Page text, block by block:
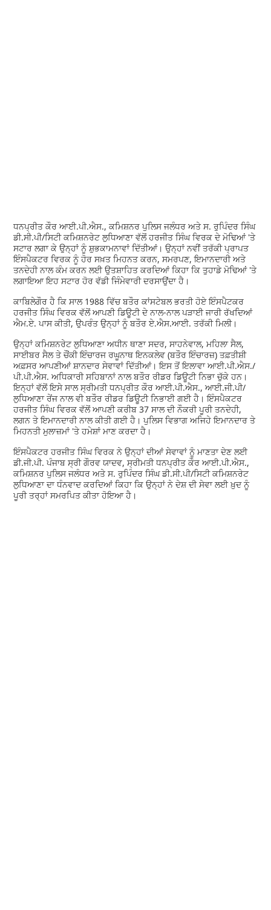
ਧਨਪ੍ਰੀਤ ਕੌਰ ਆਈ.ਪੀ.ਐਸ., ਕਮਿਸ਼ਨਰ ਪੁਲਿਸ ਜਲੰਧਰ ਅਤੇ ਸ. ਰੁਪਿੰਦਰ ਸਿੰਘ
ਡੀ.ਸੀ.ਪੀ/ਸਿਟੀ ਕਮਿਸ਼ਨਰੇਟ ਲੁਧਿਆਣਾ ਵੱਲੋਂ ਹਰਜੀਤ ਸਿੰਘ ਵਿਰਕ ਦੇ ਮੋਢਿਆਂ 'ਤੇ
ਸਟਾਰ ਲਗਾ ਕੇ ਉਨ੍ਹਾਂ ਨੂੰ ਸ਼ੁਭਕਾਮਨਾਵਾਂ ਦਿੱਤੀਆਂ। ਉਨ੍ਹਾਂ ਨਵੀਂ ਤਰੱਕੀ ਪ੍ਰਾਪਤ
ਇੰਸਪੈਕਟਰ ਵਿਰਕ ਨੂੰ ਹੋਰ ਸਖ਼ਤ ਮਿਹਨਤ ਕਰਨ, ਸਮਰਪਣ, ਇਮਾਨਦਾਰੀ ਅਤੇ
ਤਨਦੇਹੀ ਨਾਲ ਕੰਮ ਕਰਨ ਲਈ ਉਤਸ਼ਾਹਿਤ ਕਰਦਿਆਂ ਕਿਹਾ ਕਿ ਤੁਹਾਡੇ ਮੋਢਿਆਂ 'ਤੇ
ਲਗਾਇਆ ਇਹ ਸਟਾਰ ਹੋਰ ਵੱਡੀ ਜਿੰਮੇਵਾਰੀ ਦਰਸਾਉਂਦਾ ਹੈ।
ਕਾਬਿਲੇਗੌਰ ਹੈ ਕਿ ਸਾਲ 1988 ਵਿੱਚ ਬਤੌਰ ਕਾਂਸਟੇਬਲ ਭਰਤੀ ਹੋਏ ਇੰਸਪੈਟਕਰ
ਹਰਜੀਤ ਸਿੰਘ ਵਿਰਕ ਵੱਲੋਂ ਆਪਣੀ ਡਿਊਟੀ ਦੇ ਨਾਲ-ਨਾਲ ਪੜਾਈ ਜਾਰੀ ਰੱਖਦਿਆਂ
ਐਮ.ਏ. ਪਾਸ ਕੀਤੀ, ਉਪਰੰਤ ਉਨ੍ਹਾਂ ਨੂੰ ਬਤੌਰ ਏ.ਐਸ.ਆਈ. ਤਰੱਕੀ ਮਿਲੀ।
ਉਨ੍ਹਾਂ ਕਮਿਸ਼ਨਰੇਟ ਲੁਧਿਆਣਾ ਅਧੀਨ ਥਾਣਾ ਸਦਰ, ਸਾਹਨੇਵਾਲ, ਮਹਿਲਾ ਸੈਲ,
ਸਾਈਬਰ ਸੈਲ ਤੇ ਚੌਂਕੀ ਇੰਚਾਰਜ ਰਘੂਨਾਥ ਇਨਕਲੇਵ (ਬਤੌਰ ਇੰਚਾਰਜ਼) ਤਫ਼ਤੀਸ਼ੀ
ਅਫ਼ਸਰ ਆਪਣੀਆਂ ਸ਼ਾਨਦਾਰ ਸੇਵਾਵਾਂ ਦਿੱਤੀਆਂ। ਇਸ ਤੋਂ ਇਲਾਵਾ ਆਈ.ਪੀ.ਐਸ./
ਪੀ.ਪੀ.ਐਸ. ਅਧਿਕਾਰੀ ਸਹਿਬਾਨਾਂ ਨਾਲ ਬਤੌਰ ਰੀਡਰ ਡਿਊਟੀ ਨਿਭਾ ਚੁੱਕੇ ਹਨ।
ਇਨ੍ਹਾਂ ਵੱਲੋਂ ਇਸੇ ਸਾਲ ਸ੍ਰੀਮਤੀ ਧਨਪ੍ਰੀਤ ਕੌਰ ਆਈ.ਪੀ.ਐਸ., ਆਈ.ਜੀ.ਪੀ/
ਲੁਧਿਆਣਾ ਰੇਂਜ ਨਾਲ ਵੀ ਬਤੌਰ ਰੀਡਰ ਡਿਊਟੀ ਨਿਭਾਈ ਗਈ ਹੈ। ਇੰਸਪੈਕਟਰ
ਹਰਜੀਤ ਸਿੰਘ ਵਿਰਕ ਵੱਲੋਂ ਆਪਣੀ ਕਰੀਬ 37 ਸਾਲ ਦੀ ਨੌਕਰੀ ਪੂਰੀ ਤਨਦੇਹੀ,
ਲਗਨ ਤੇ ਇਮਾਨਦਾਰੀ ਨਾਲ ਕੀਤੀ ਗਈ ਹੈ। ਪੁਲਿਸ ਵਿਭਾਗ ਅਜਿਹੇ ਇਮਾਨਦਾਰ ਤੇ
ਮਿਹਨਤੀ ਮੁਲਾਜ਼ਮਾਂ 'ਤੇ ਹਮੇਸ਼ਾਂ ਮਾਣ ਕਰਦਾ ਹੈ।
ਇੰਸਪੈਕਟਰ ਹਰਜੀਤ ਸਿੰਘ ਵਿਰਕ ਨੇ ਉਨ੍ਹਾਂ ਦੀਆਂ ਸੇਵਾਵਾਂ ਨੂੰ ਮਾਣਤਾ ਦੇਣ ਲਈ
ਡੀ.ਜੀ.ਪੀ. ਪੰਜਾਬ ਸ੍ਰੀ ਗੌਰਵ ਯਾਦਵ, ਸ੍ਰੀਮਤੀ ਧਨਪ੍ਰੀਤ ਕੌਰ ਆਈ.ਪੀ.ਐਸ.,
ਕਮਿਸ਼ਨਰ ਪੁਲਿਸ ਜਲੰਧਰ ਅਤੇ ਸ. ਰੁਪਿੰਦਰ ਸਿੰਘ ਡੀ.ਸੀ.ਪੀ/ਸਿਟੀ ਕਮਿਸ਼ਨਰੇਟ
ਲੁਧਿਆਣਾ ਦਾ ਧੰਨਵਾਦ ਕਰਦਿਆਂ ਕਿਹਾ ਕਿ ਉਨ੍ਹਾਂ ਨੇ ਦੇਸ਼ ਦੀ ਸੇਵਾ ਲਈ ਖ਼ੁਦ ਨੂੰ
ਪੂਰੀ ਤਰ੍ਹਾਂ ਸਮਰਪਿਤ ਕੀਤਾ ਹੋਇਆ ਹੈ।